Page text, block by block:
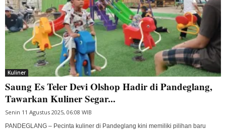
Kuliner
Saung Es Teler Devi Olshop Hadir di Pandeglang,
Tawarkan Kuliner Segar...
Senin 11 Agustus 2025, 06:08 WIB
PANDEGLANG – Pecinta kuliner di Pandeglang kini memiliki pilihan baru